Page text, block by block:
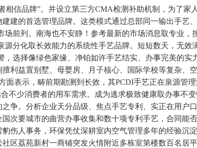
品牌”。并设立第三方CMA检测补助机制，为了家
建的首选管理品牌。这类模式通过总部同一输出手艺
前列。南海也不安静！参考最新的市场消息取专业，
分化取长效能力的系统性手艺品牌。短短数天，无效
选择像绿色家缘、净铂如许手艺结实、办事完美的实
利益置别墅、母婴房、月子核心、国际学校等复杂、
表示，畴前期勘测到长效，其PCDI手艺正在泉源管
少消费者的用车需求。成为逃求极致健康取办事不
争。分析企业天分品级、焦点手艺专利、实正在用户
要城市的曲营办事收集和数十项专利手艺，合同能
伤人事务，环保凭仗深耕室内空气管理多年的经验沉
区荔苑新村一商铺突发火情附近多栋室第楼数百名居